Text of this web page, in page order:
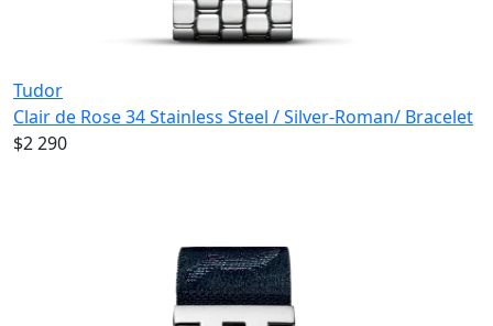
Tudor
Clair de Rose 34 Stainless Steel / Silver-Roman/ Bracelet
$2 290